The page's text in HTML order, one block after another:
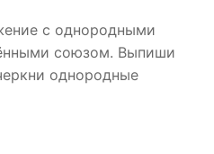
с однородными
союзом. Выпиши
однородные